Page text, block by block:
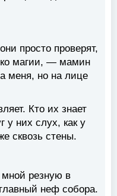
просто проверят,
магии, — мамин
меня, но на лице
Кто их знает
у них слух, как у
сквозь стены.
мной резную в
неф собора.